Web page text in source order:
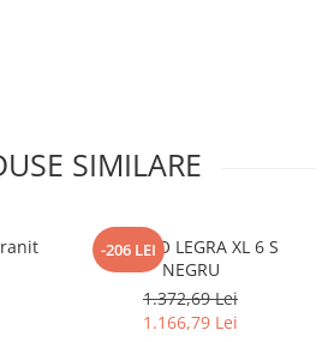
SIMILARE
-206 LEI
BLANCO LEGRA XL 6 S
NEGRU
1.372,69 Lei
1.166,79 Lei